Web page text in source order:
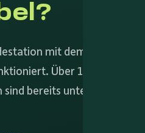
mit dem
Über 182
bereits unterstützt.